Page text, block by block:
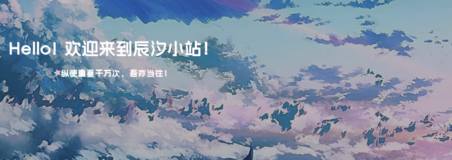
Hello! 欢迎来到辰汐小站！
纵使重复千万次，吾亦当往！